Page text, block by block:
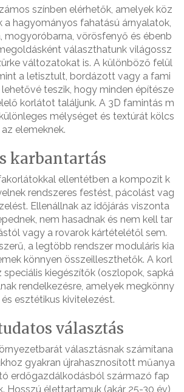
színben elérhetők, amelyek köz
hagyományos fahatású árnyalatok,
mogyoróbarna, vörösfenyő és ébenb
választhatunk világossz
változatokat is. A különböző felül
a letisztult, bordázott vagy a fami
teszik, hogy minden építésze
korlátot találjunk. A 3D famintás m
mélységet és textúrát kölcs
elemeknek.
karbantartás
ellentétben a kompozit k
rendszeres festést, pácolást vag
Ellenállnak az időjárás viszonta
nem hasadnak és nem kell tar
vagy a rovarok kártételétől sem.
a legtöbb rendszer moduláris kia
könnyen összeilleszthetők. A korl
kiegészítők (oszlopok, sapká
rendelkezésre, amelyek megkönny
esztétikus kivitelezést.
választás
választásnak számítana
gyakran újrahasznosított műanya
erdőgazdálkodásból származó fap
Hosszú élettartamuk (akár 25-30 év)